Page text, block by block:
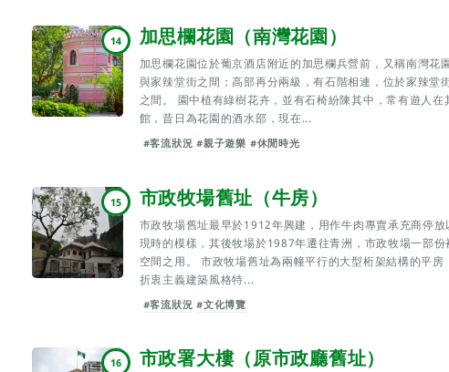
14 加思欄花園（南灣花園）
加思欄花園位於葡京酒店附近的加思欄兵營前，又稱南灣花
與家辣堂街之間；高部再分兩級，有石階相連，位於家辣堂
之間。 園中植有綠樹花卉，並有石椅紛陳其中，常有遊人
館，昔日為花園的酒水部，現在...
#客流狀況 #親子遊樂 #休閒時光
15 市政牧場舊址（牛房）
市政牧場舊址最早於1912年興建，用作牛肉專賣承充商停
現時的模樣，其後牧場於1987年遷往青洲，市政牧場一部
空間之用。 市政牧場舊址為兩幢平行的大型桁架結構的平
折衷主義建築風格特...
#客流狀況 #文化博覽
16 市政署大樓（原市政廳舊址）